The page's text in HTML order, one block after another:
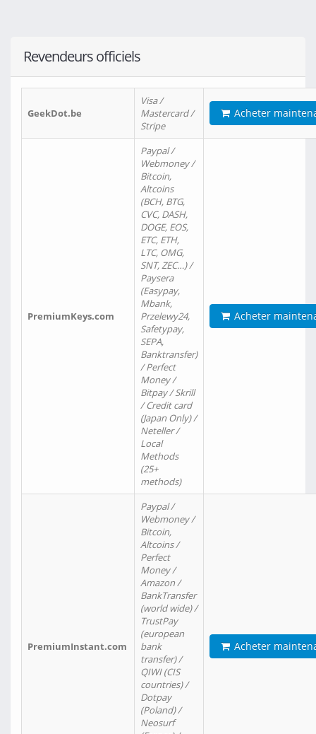
Revendeurs officiels
GeekDot.be
Visa /
Mastercard /
Stripe
Acheter
PremiumKeys.com
Paypal /
Webmoney /
Bitcoin,
Altcoins
(BCH, BTG,
CVC, DASH,
DOGE, EOS,
ETC, ETH,
LTC, OMG,
SNT, ZEC…) /
Paysera
(Easypay,
Mbank,
Przelewy24,
Safetypay,
SEPA,
Banktransfer)
/ Perfect
Money /
Bitpay / Skrill
/ Credit card
(Japan Only) /
Neteller /
Local
Methods
(25+
methods)
Acheter
PremiumInstant.com
Paypal /
Webmoney /
Bitcoin,
Altcoins /
Perfect
Money /
Amazon /
BankTransfer
(world wide) /
TrustPay
(european
bank
transfer) /
QIWI (CIS
countries) /
Dotpay
(Poland) /
Neosurf
Acheter